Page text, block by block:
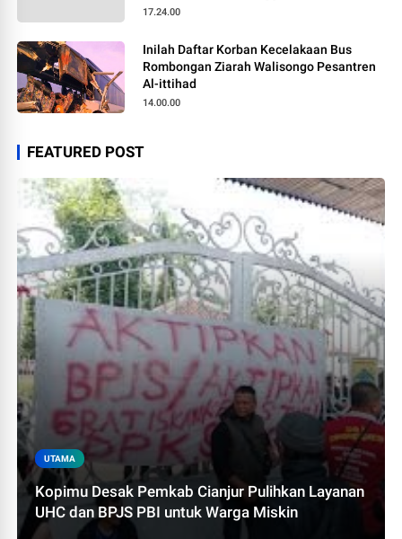
17.24.00
Inilah Daftar Korban Kecelakaan Bus
Rombongan Ziarah Walisongo Pesantren
Al-ittihad
14.00.00
FEATURED POST
UTAMA
Kopimu Desak Pemkab Cianjur Pulihkan Layanan
UHC dan BPJS PBI untuk Warga Miskin